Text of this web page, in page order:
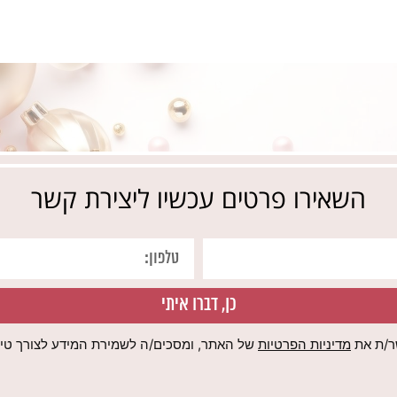
השאירו פרטים עכשיו ליצירת קשר
כן, דברו איתי
ת את מדיניות הפרטיות של האתר, ומסכים/ה לשמירת המידע לצורך